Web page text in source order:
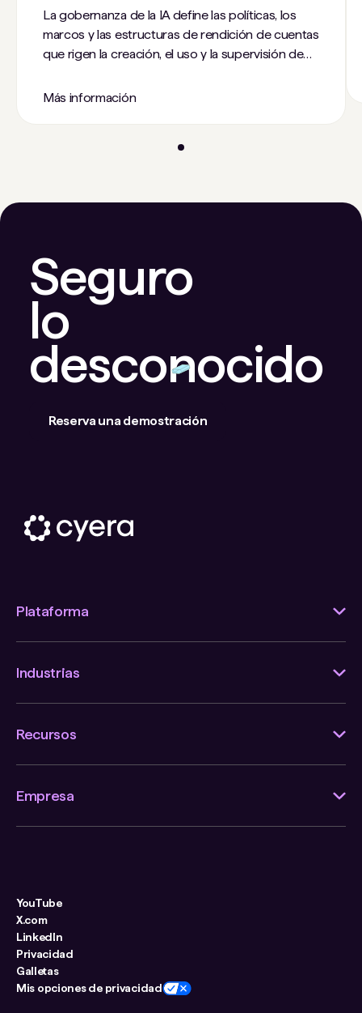
La gobernanza de la IA define las políticas, los
marcos y las estructuras de rendición de cuentas
que rigen la creación, el uso y la supervisión de
Integra la gestión de riesgos, el cumplimiento
aplicar de forma coherente, incluso a medida que
Más información
Seguro
lo
desconocido
Reserva una demostración
Plataforma
Industrias
Recursos
Empresa
YouTube
X.com
LinkedIn
Privacidad
Galletas
Mis opciones de privacidad